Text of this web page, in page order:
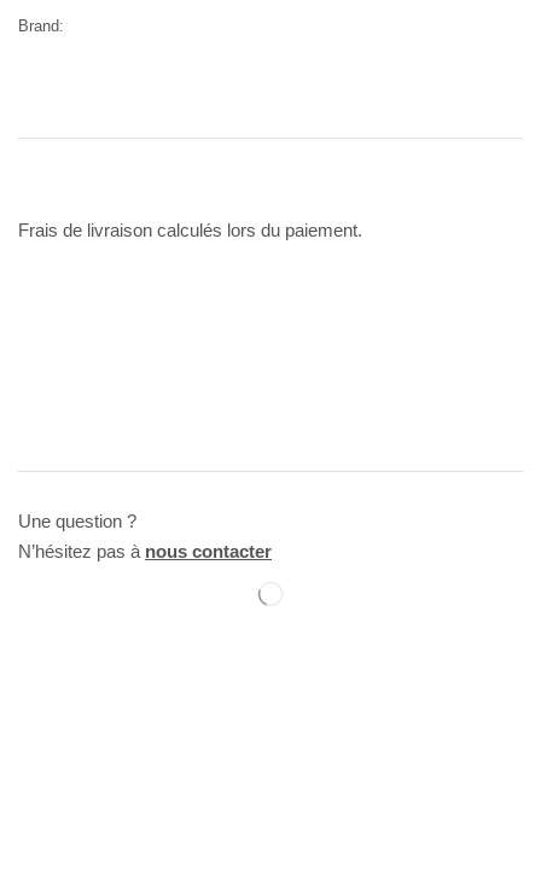
Brand:
Frais de livraison calculés lors du paiement.
Une question ?
N’hésitez pas à nous contacter